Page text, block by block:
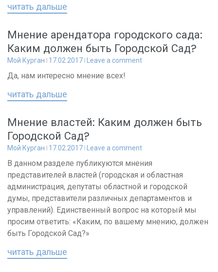
читать дальше
Мнение арендатора городского сада:
Каким должен быть Городской Сад?
Мой Курган 17.02.2017 Leave a comment
Да, нам интересно мнение всех!
читать дальше
Мнение властей: Каким должен быть
Городской Сад?
Мой Курган 17.02.2017 Leave a comment
В данном разделе публикуются мнения
представителей властей (городская и областная
администрация, депутаты областной и городской
думы, представители различных департаментов и
управлений). Единственный вопрос на который мы
просим ответить: «Каким, по вашему мнению, должен
быть Городской Сад?»
читать дальше